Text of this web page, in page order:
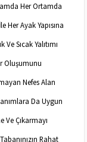
Her Ortamda
Her Ayak Yapısına
Sıcak Yalıtımı
Oluşumunu
Nefes Alan
Da Uygun
Ve Çıkarmayı
Rahat